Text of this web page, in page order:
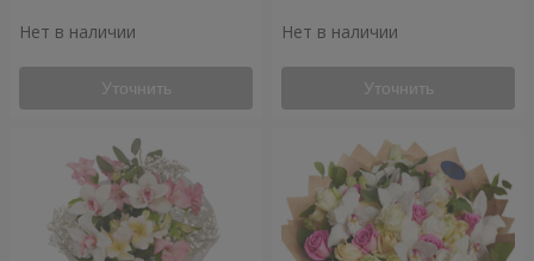
Нет в наличии
Уточнить
Нет в наличии
Уточнить